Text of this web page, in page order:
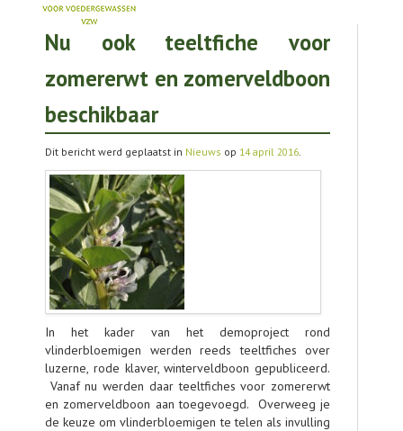
NIEUWS
PRAKTIJKONDERZOEK
PUBLICATIES
TOOLS
AGENDA
OVER LCV
CONTACT
Nu ook teeltfiche voor
zomererwt en zomerveldboon
beschikbaar
Dit bericht werd geplaatst in Nieuws op 14 april 2016.
In het kader van het demoproject rond
vlinderbloemigen werden reeds teeltfiches over
luzerne, rode klaver, winterveldboon gepubliceerd.
Vanaf nu werden daar teeltfiches voor zomererwt
en zomerveldboon aan toegevoegd. Overweeg je
de keuze om vlinderbloemigen te telen als invulling